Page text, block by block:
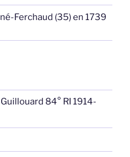
Ferchaud (35) en 1739
84° RI 1914-